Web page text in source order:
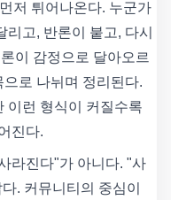
저 튀어나온다. 누군가
고, 반론이 붙고, 다시
이 감정으로 달아오르
로 나뉘며 정리된다.
이런 형식이 커질수록
진다.
라진다"가 아니다. "사
. 커뮤니티의 중심이